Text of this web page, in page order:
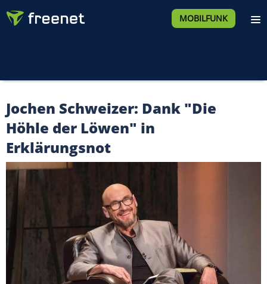
MOBILFUNK
Jochen Schweizer: Dank "Die
Höhle der Löwen" in
Erklärungsnot